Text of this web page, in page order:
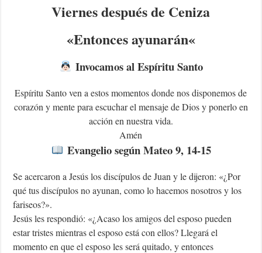
Viernes después de Ceniza
«Entonces ayunarán«
Invocamos al Espíritu Santo
Espíritu Santo ven a estos momentos donde nos disponemos de
corazón y mente para escuchar el mensaje de Dios y ponerlo en
acción en nuestra vida.
Amén
Evangelio según Mateo 9, 14-15
Se acercaron a Jesús los discípulos de Juan y le dijeron: «¿Por
qué tus discípulos no ayunan, como lo hacemos nosotros y los
fariseos?».
Jesús les respondió: «¿Acaso los amigos del esposo pueden
estar tristes mientras el esposo está con ellos? Llegará el
momento en que el esposo les será quitado, y entonces